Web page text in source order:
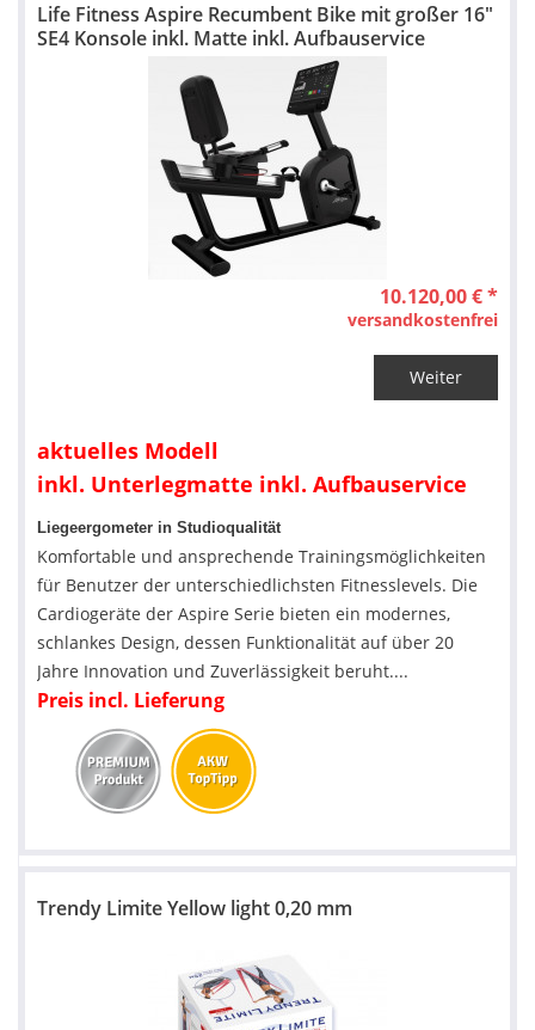
Life Fitness Aspire Recumbent Bike mit großer 16"
SE4 Konsole inkl. Matte inkl. Aufbauservice
10.120,00 € *
versandkostenfrei
Weiter
aktuelles Modell
inkl. Unterlegmatte inkl. Aufbauservice
Liegeergometer in Studioqualität
Komfortable und ansprechende Trainingsmöglichkeiten
für Benutzer der unterschiedlichsten Fitnesslevels. Die
Cardiogeräte der Aspire Serie bieten ein modernes,
schlankes Design, dessen Funktionalität auf über 20
Jahre Innovation und Zuverlässigkeit beruht....
Preis incl. Lieferung
Trendy Limite Yellow light 0,20 mm